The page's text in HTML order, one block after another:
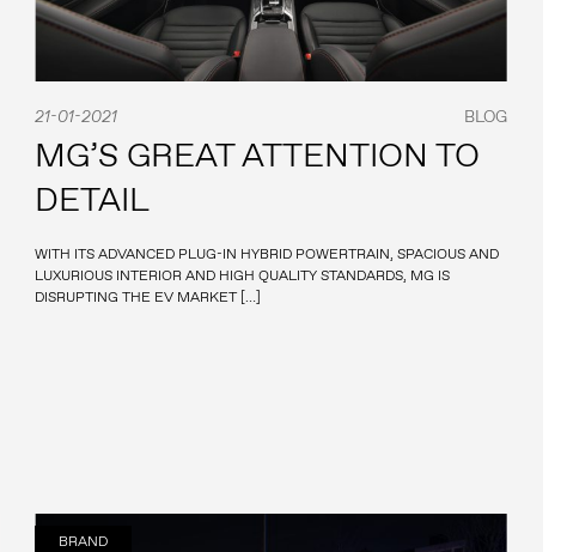
21-01-2021 BLOG
MG’S GREAT ATTENTION TO
DETAIL
WITH ITS ADVANCED PLUG-IN HYBRID POWERTRAIN, SPACIOUS AND
LUXURIOUS INTERIOR AND HIGH QUALITY STANDARDS, MG IS
DISRUPTING THE EV MARKET […]
BRAND